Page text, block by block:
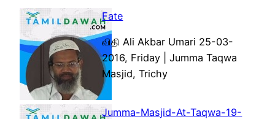
Fate
விதி Ali Akbar Umari 25-03-
2016, Friday | Jumma Taqwa
Masjid, Trichy
Jumma-Masjid-At-Taqwa-19-